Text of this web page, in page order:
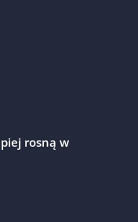
rosną w